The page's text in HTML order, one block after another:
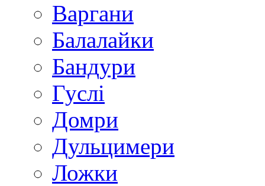
Варгани
Балалайки
Бандури
Гуслі
Домри
Дульцимери
Ложки